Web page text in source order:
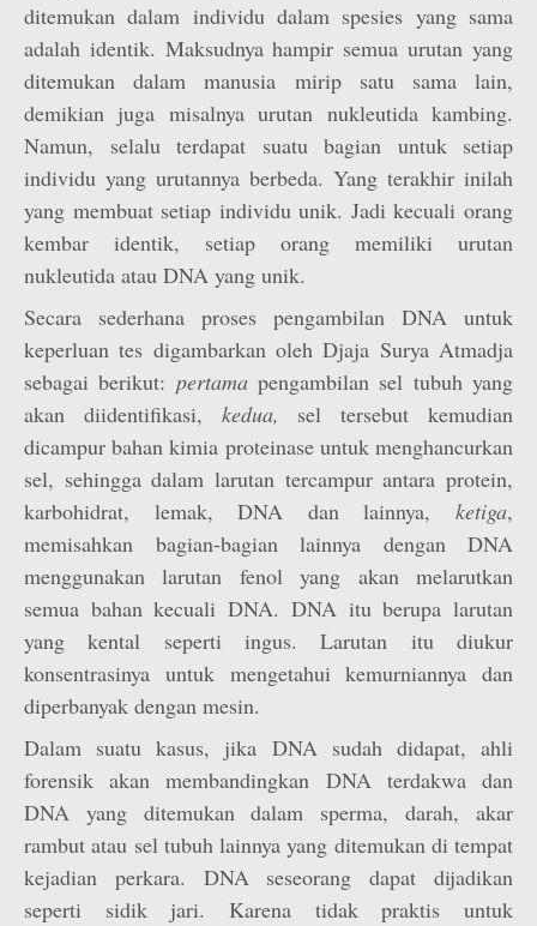
ditemukan dalam individu dalam spesies yang sama
adalah identik. Maksudnya hampir semua urutan yang
ditemukan dalam manusia mirip satu sama lain,
demikian juga misalnya urutan nukleutida kambing.
Namun, selalu terdapat suatu bagian untuk setiap
individu yang urutannya berbeda. Yang terakhir inilah
yang membuat setiap individu unik. Jadi kecuali orang
kembar identik, setiap orang memiliki urutan
nukleutida atau DNA yang unik.
Secara sederhana proses pengambilan DNA untuk
keperluan tes digambarkan oleh Djaja Surya Atmadja
sebagai berikut: pertamapengambilan sel tubuh yang
akan diidentifikasi, kedua, sel tersebut kemudian
dicampur bahan kimia proteinase untuk menghancurkan
sel, sehingga dalam larutan tercampur antara protein,
karbohidrat, lemak, DNA dan lainnya, ketiga,
memisahkan bagian-bagian lainnya dengan DNA
menggunakan larutan fenol yang akan melarutkan
semua bahan kecuali DNA. DNA itu berupa larutan
yang kental seperti ingus. Larutan itu diukur
konsentrasinya untuk mengetahui kemurniannya dan
diperbanyak dengan mesin.
Dalam suatu kasus, jika DNA sudah didapat, ahli
forensik akan membandingkan DNA terdakwa dan
DNA yang ditemukan dalam sperma, darah, akar
rambut atau sel tubuh lainnya yang ditemukan di tempat
kejadian perkara. DNA seseorang dapat dijadikan
seperti sidik jari. Karena tidak praktis untuk